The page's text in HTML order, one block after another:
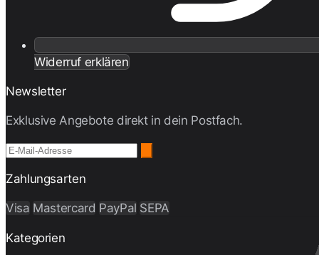
Widerruf erklären
Newsletter
Exklusive Angebote direkt in dein Postfach.
Zahlungsarten
Visa Mastercard PayPal SEPA
Kategorien